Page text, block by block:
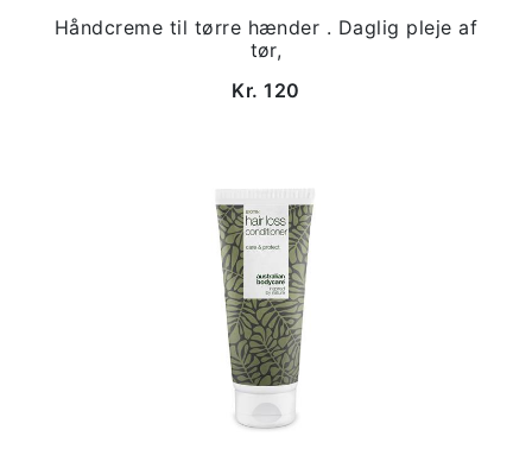
Håndcreme til tørre hænder . Daglig pleje af
tør,
Kr. 120